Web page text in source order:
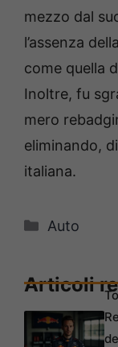
mezzo dal
l’assenza
come quella
Inoltre, fu
mero
eliminando,
italiana.
Categorie
Auto
Articoli